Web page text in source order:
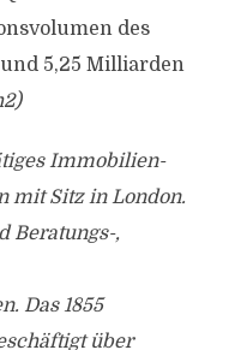
des
5,25 Milliarden
Immobilien-
mit Sitz in London.
Beratungs-,
Das 1855
über